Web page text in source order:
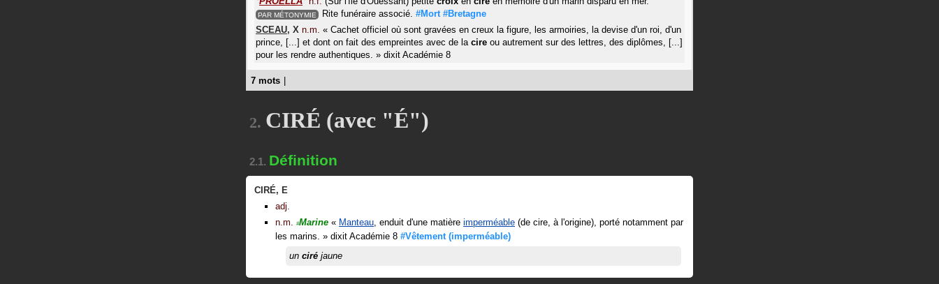
PAR MÉTONYMIE Rite funéraire associé. #Mort #Bretagne
SCEAU, X n.m. « Cachet officiel où sont gravées en creux la figure, les armoiries, la devise d'un roi, d'un
prince, [...] et dont on fait des empreintes avec de la cire ou autrement sur des lettres, des diplômes, [...]
pour les rendre authentiques. » dixit Académie 8
7 mots
2. CIRÉ (avec "É")
2.1. Définition
CIRÉ, E
adj.
n.m. #Marine « Manteau, enduit d'une matière imperméable (de cire, à l'origine), porté notamment par
les marins. » dixit Académie 8 #Vêtement (imperméable)
un ciré jaune